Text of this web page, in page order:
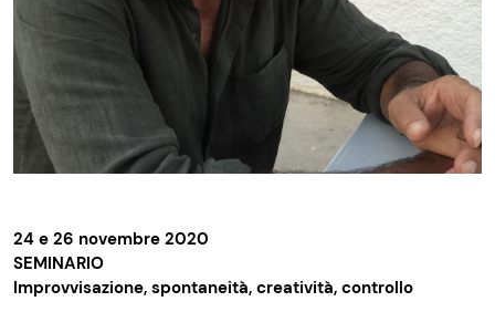
24 e 26 novembre 2020
SEMINARIO
Improvvisazione, spontaneità, creatività, controllo